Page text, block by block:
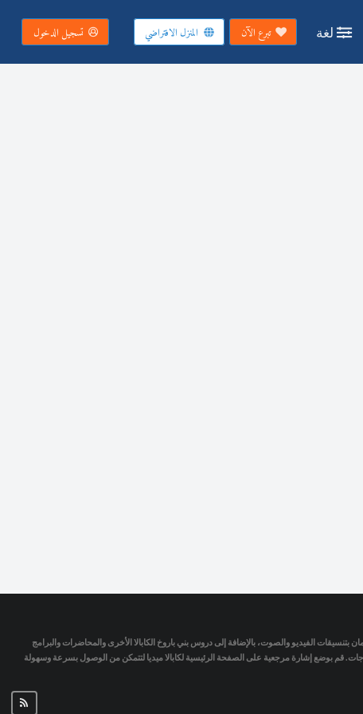
لغة تبرع الآن المنزل الافتراضي تسجيل الدخول
بتنسيقات الفيديو والصوت، بالإضافة إلى دروس بني باروخ الكابالا الأخرى والمحاضرات والبرامج
قم بوضع إشارة مرجعية على الصفحة الرئيسية لكابالا ميديا لتتمكن من الوصول بسرعة وسهولة